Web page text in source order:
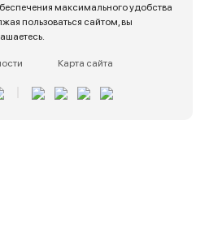
максимального удобства
пользоваться сайтом, вы
Карта сайта